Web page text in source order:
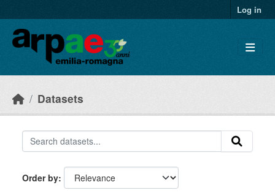
Log in
Datasets
Order by